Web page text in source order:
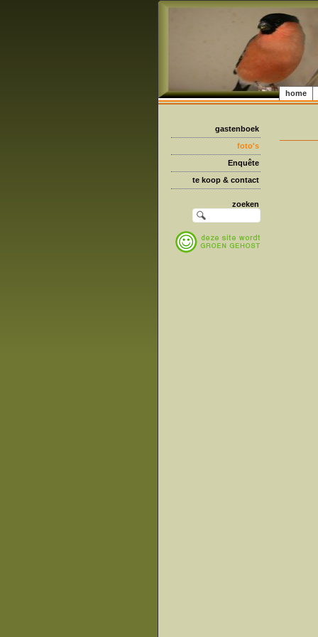
home
gastenboek
foto's
Enquête
te koop & contact
zoeken